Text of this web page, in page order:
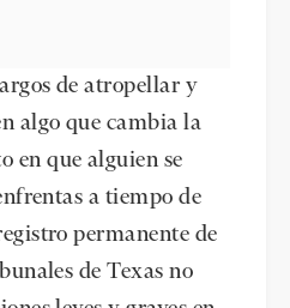
de atropellar y
algo que cambia la
en que alguien se
a tiempo de
permanente de
de Texas no